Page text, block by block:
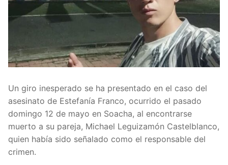
Un giro inesperado se ha presentado en el caso del
asesinato de Estefanía Franco, ocurrido el pasado
domingo 12 de mayo en Soacha, al encontrarse
muerto a su pareja, Michael Leguizamón Castelblanco,
quien había sido señalado como el responsable del
crimen.